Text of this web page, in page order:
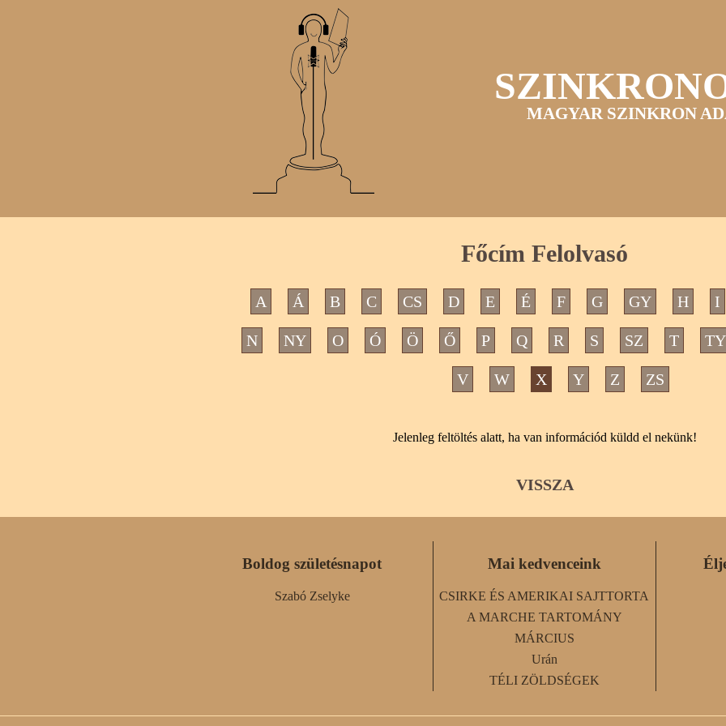
MAGYAR SZINKRON
Főcím Felolvasó
A Á B C CS D E É F G GY H I
N NY O Ó Ö Ő P Q R S SZ T TY
V W X Y Z ZS
Jelenleg feltöltés alatt, ha van információd küldd el nekünk!
VISSZA
Boldog születésnapot
Szabó Zselyke
Mai kedvenceink
CSIRKE ÉS AMERIKAI SAJTTORTA
A MARCHE TARTOMÁNY
MÁRCIUS
Urán
TÉLI ZÖLDSÉGEK